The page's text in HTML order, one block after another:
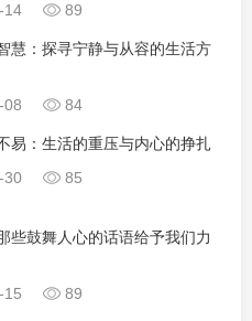
14
89
慧：探寻宁静与从容的生活方
08
84
易：生活的重压与内心的挣扎
30
85
些鼓舞人心的话语给予我们力
15
89